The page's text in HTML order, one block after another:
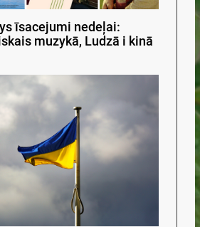
īsacejumi nedeļai:
muzykā, Ludzā i kinā